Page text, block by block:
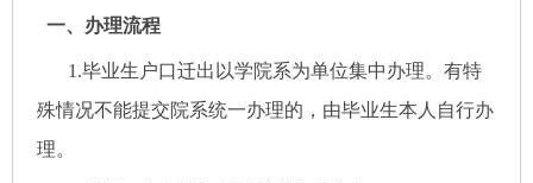
一、办理流程
1.毕业生户口迁出以学院系为单位集中办理。有特
殊情况不能提交院系统一办理的，由毕业生本人自行办
理。